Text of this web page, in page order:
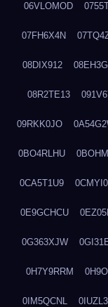
06VLOMOD
07FH6X4N
08DIX912
08R2TE13
09RKK0JO
0BO4RLHU
0CA5T1U9
0E9GCHCU
0G363XJW
0H7Y9RRM
0IM5QCNL